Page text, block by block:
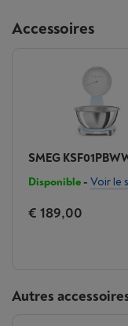
Accessoires
SMEG
Disponible- Voir le
€ 189,00
Autres